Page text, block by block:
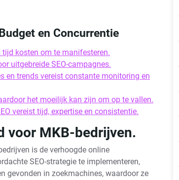
en Concurrentie
kosten om te manifesteren.
uitgebreide SEO-campagnes.
en trends vereist constante monitoring en
het moeilijk kan zijn om op te vallen.
vereist tijd, expertise en consistentie.
voor MKB-bedrijven.
is de verhoogde online
SEO-strategie te implementeren,
gevonden in zoekmachines, waardoor ze